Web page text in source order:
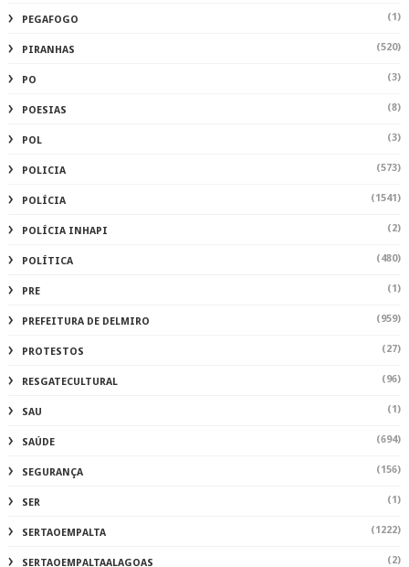
PEGAFOGO (1)
PIRANHAS (520)
PO (3)
POESIAS (8)
POL (3)
POLICIA (573)
POLÍCIA (1541)
POLÍCIA INHAPI (2)
POLÍTICA (480)
PRE (1)
PREFEITURA DE DELMIRO (959)
PROTESTOS (27)
RESGATECULTURAL (96)
SAU (1)
SAÚDE (694)
SEGURANÇA (156)
SER (1)
SERTAOEMPALTA (1222)
SERTAOEMPALTAALAGOAS (2)